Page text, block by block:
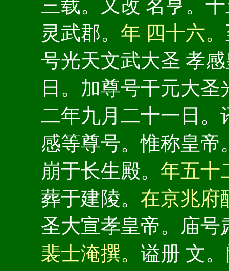
三载。又改 名亨。
灵武郡。 年 四十六。
号光天文武大圣 孝
日。加尊号干元大
二年九月二十一日。
感等尊号。惟称皇帝
崩于长生殿。 年五十
葬于建陵。 在京兆府
圣大宣孝皇帝。庙号
裴士淹撰。 谥册 文。